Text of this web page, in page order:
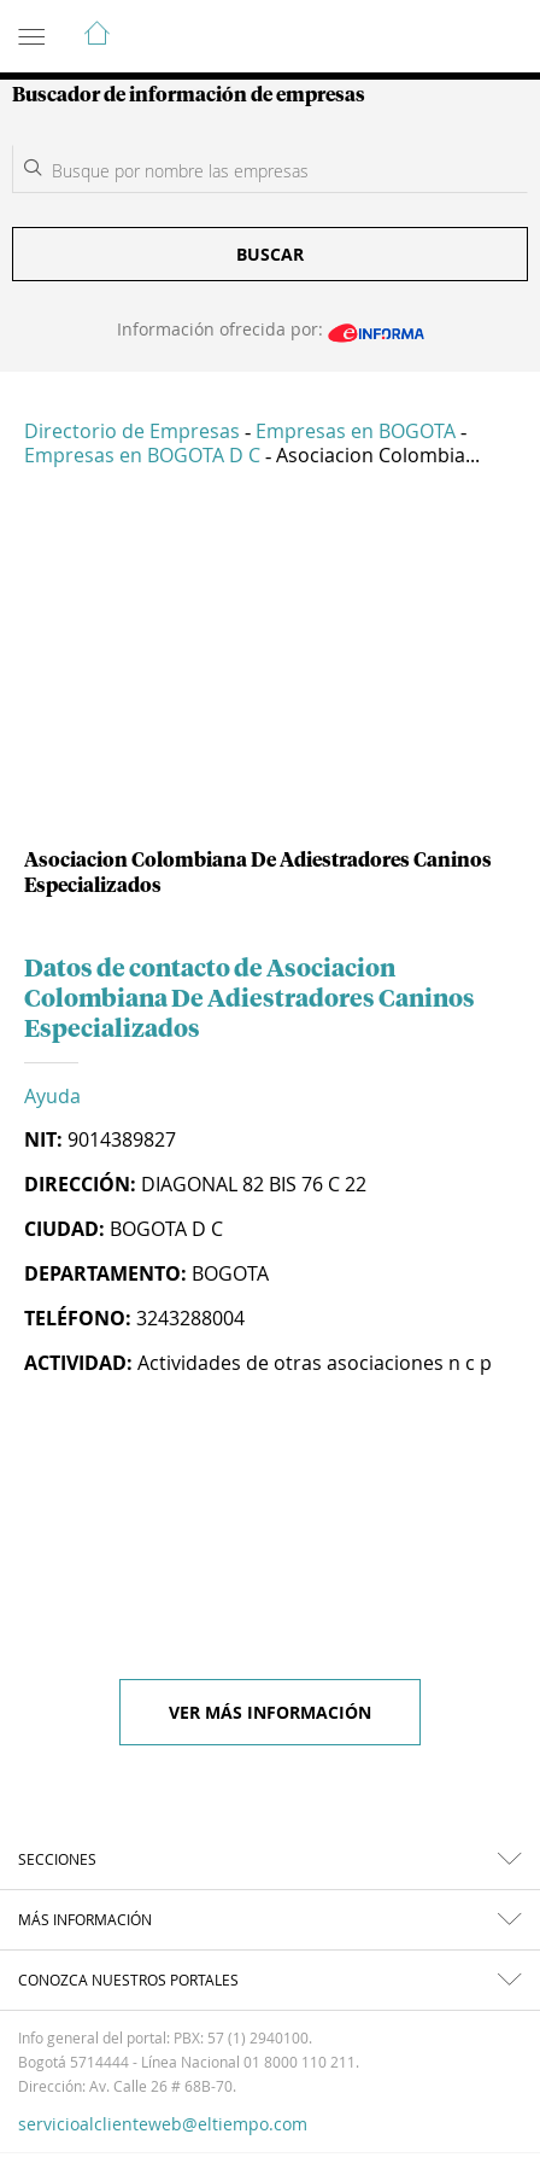
Guía de Empresas Colombianas
Buscador de información de empresas
BUSCAR
Información ofrecida por:
Directorio de Empresas - Empresas en BOGOTA -
Empresas en BOGOTA D C - Asociacion Colombia...
Asociacion Colombiana De Adiestradores Caninos
Especializados
Datos de contacto de Asociacion
Colombiana De Adiestradores Caninos
Especializados
Ayuda
NIT: 9014389827
DIRECCIÓN: DIAGONAL 82 BIS 76 C 22
CIUDAD: BOGOTA D C
DEPARTAMENTO: BOGOTA
TELÉFONO: 3243288004
ACTIVIDAD: Actividades de otras asociaciones n c p
VER MÁS INFORMACIÓN
SECCIONES
MÁS INFORMACIÓN
CONOZCA NUESTROS PORTALES
Info general del portal: PBX: 57 (1) 2940100.
Bogotá 5714444 - Línea Nacional 01 8000 110 211.
Dirección: Av. Calle 26 # 68B-70.
servicioalclienteweb@eltiempo.com